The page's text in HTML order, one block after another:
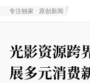
专注独家 · 原创新闻
光影资源
展多元消费